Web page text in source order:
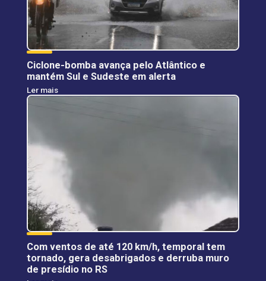
Ciclone-bomba avança pelo Atlântico e
mantém Sul e Sudeste em alerta
Ler mais
Com ventos de até 120 km/h, temporal tem
tornado, gera desabrigados e derruba muro
de presídio no RS